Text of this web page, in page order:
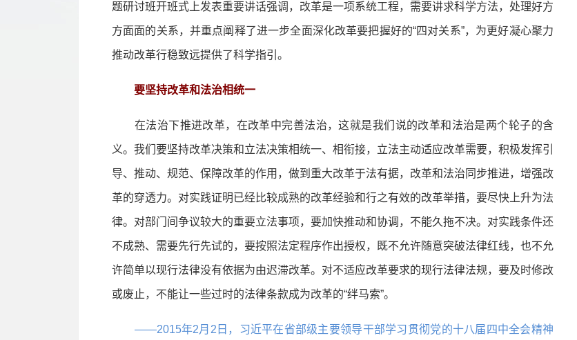
题研讨班开班式上发表重要讲话强调，改革是一项系统工程，需要讲求科学方法，处理好方
方面面的关系，并重点阐释了进一步全面深化改革要把握好的“四对关系”，为更好凝心聚力
推动改革行稳致远提供了科学指引。
要坚持改革和法治相统一
在法治下推进改革，在改革中完善法治，这就是我们说的改革和法治是两个轮子的含
义。我们要坚持改革决策和立法决策相统一、相衔接，立法主动适应改革需要，积极发挥引
导、推动、规范、保障改革的作用，做到重大改革于法有据，改革和法治同步推进，增强改
革的穿透力。对实践证明已经比较成熟的改革经验和行之有效的改革举措，要尽快上升为法
律。对部门间争议较大的重要立法事项，要加快推动和协调，不能久拖不决。对实践条件还
不成熟、需要先行先试的，要按照法定程序作出授权，既不允许随意突破法律红线，也不允
许简单以现行法律没有依据为由迟滞改革。对不适应改革要求的现行法律法规，要及时修改
或废止，不能让一些过时的法律条款成为改革的“绊马索”。
——2015年2月2日，习近平在省部级主要领导干部学习贯彻党的十八届四中全会精神